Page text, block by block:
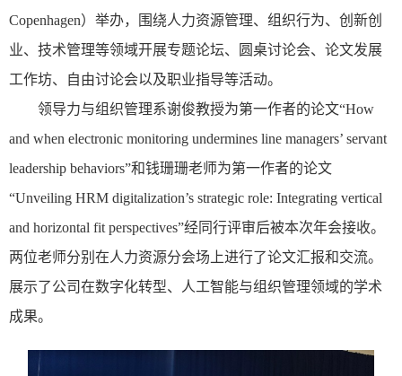
Copenhagen）举办，围绕人力资源管理、组织行为、创新创
业、技术管理等领域开展专题论坛、圆桌讨论会、论文发展
工作坊、自由讨论会以及职业指导等活动。
领导力与组织管理系谢俊教授为第一作者的论文“How
and when electronic monitoring undermines line managers’ servant
leadership behaviors”和钱珊珊老师为第一作者的论文
“Unveiling HRM digitalization’s strategic role: Integrating vertical
and horizontal fit perspectives”经同行评审后被本次年会接收。
两位老师分别 在人力资源分会场 上进行了论文汇报和交流。
展示了公司在数字化转型、人工智能与组织管理领域的学术
成果。